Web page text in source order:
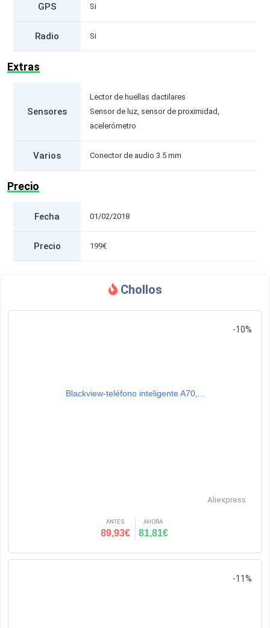
GPS Si
Radio Si
Extras
Sensores
Lector de huellas dactilares
Sensor de luz, sensor de proximidad,
acelerómetro
Varios Conector de audio 3.5 mm
Precio
Fecha 01/02/2018
Precio 199€
Chollos
Blackview-teléfono inteligente A70,...
Aliexpress
ANTES
89,93€
AHORA
81,81€
-10%
-11%